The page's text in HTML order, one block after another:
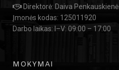
Direktorė: Daiva Penkauskienė
Įmonės kodas: 125011920
Darbo laikas: I–V: 09:00 – 17:00
MOKYMAI